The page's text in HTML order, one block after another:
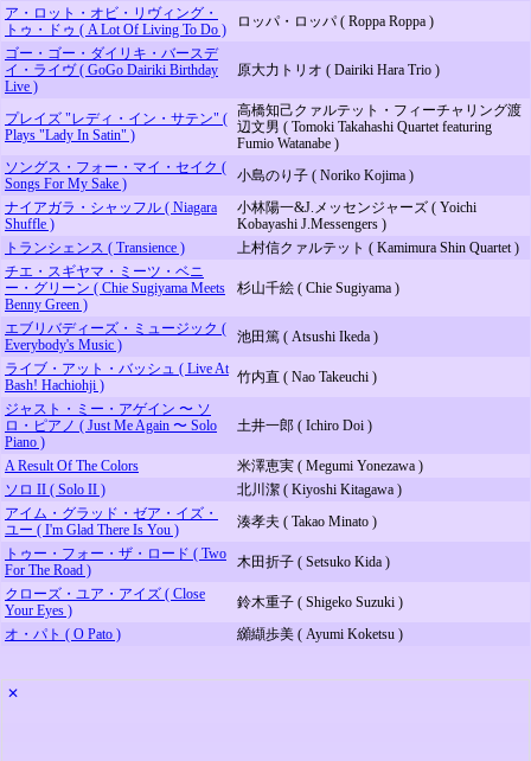
ア・ロット・オビ・リヴィング・
トゥ・ドゥ ( A Lot Of Living To Do )
ロッパ・ロッパ ( Roppa Roppa )
ゴー・ゴー・ダイリキ・バースデ
イ・ライヴ ( GoGo Dairiki Birthday
Live )
原大力トリオ ( Dairiki Hara Trio )
プレイズ "レディ・イン・サテン" (
Plays "Lady In Satin" )
高橋知己クァルテット・フィーチャリング渡
辺文男 ( Tomoki Takahashi Quartet featuring
Fumio Watanabe )
ソングス・フォー・マイ・セイク (
Songs For My Sake )
小島のり子 ( Noriko Kojima )
ナイアガラ・シャッフル ( Niagara
Shuffle )
小林陽一&J.メッセンジャーズ ( Yoichi
Kobayashi J.Messengers )
トランシェンス ( Transience )
上村信クァルテット ( Kamimura Shin Quartet )
チエ・スギヤマ・ミーツ・ベニ
ー・グリーン ( Chie Sugiyama Meets
Benny Green )
杉山千絵 ( Chie Sugiyama )
エブリバディーズ・ミュージック (
Everybody's Music )
池田篤 ( Atsushi Ikeda )
ライブ・アット・バッシュ ( Live At
Bash! Hachiohji )
竹内直 ( Nao Takeuchi )
ジャスト・ミー・アゲイン 〜 ソ
ロ・ピアノ ( Just Me Again 〜 Solo
Piano )
土井一郎 ( Ichiro Doi )
A Result Of The Colors
米澤恵実 ( Megumi Yonezawa )
ソロ II ( Solo II )
北川潔 ( Kiyoshi Kitagawa )
アイム・グラッド・ゼア・イズ・
ユー ( I'm Glad There Is You )
湊孝夫 ( Takao Minato )
トゥー・フォー・ザ・ロード ( Two
For The Road )
木田折子 ( Setsuko Kida )
クローズ・ユア・アイズ ( Close
Your Eyes )
鈴木重子 ( Shigeko Suzuki )
オ・パト ( O Pato )
纐纈歩美 ( Ayumi Koketsu )
✕